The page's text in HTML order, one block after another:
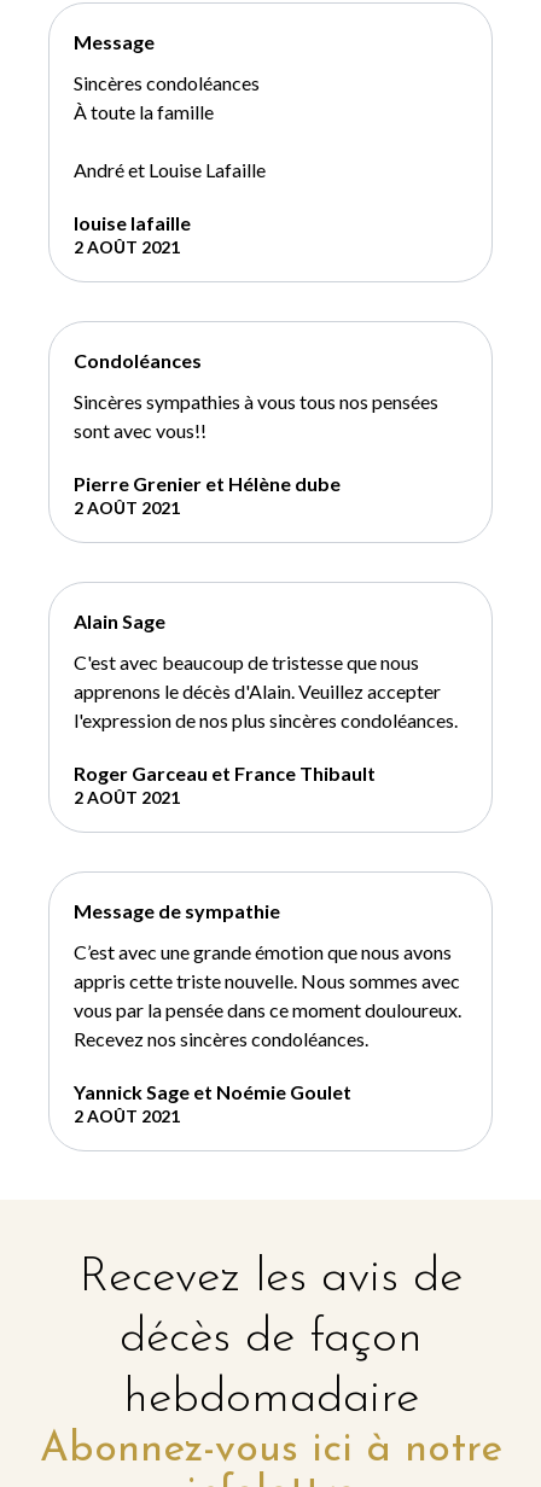
Message
Sincères condoléances
À toute la famille
André et Louise Lafaille
louise lafaille
2 AOÛT 2021
Condoléances
Sincères sympathies à vous tous nos pensées
sont avec vous!!
Pierre Grenier et Hélène dube
2 AOÛT 2021
Alain Sage
C'est avec beaucoup de tristesse que nous
apprenons le décès d'Alain. Veuillez accepter
l'expression de nos plus sincères condoléances.
Roger Garceau et France Thibault
2 AOÛT 2021
Message de sympathie
C’est avec une grande émotion que nous avons
appris cette triste nouvelle. Nous sommes avec
vous par la pensée dans ce moment douloureux.
Recevez nos sincères condoléances.
Yannick Sage et Noémie Goulet
2 AOÛT 2021
Recevez les avis de
décès de façon
hebdomadaire
Abonnez-vous ici à notre